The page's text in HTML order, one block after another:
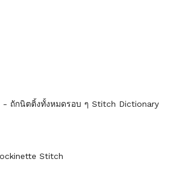
- ถักนิตติ้งทั้งหมดรอบ ๆ Stitch Dictionary
Stitch